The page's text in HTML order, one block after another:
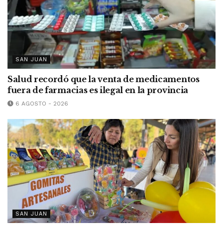
SAN JUAN
Salud recordó que la venta de medicamentos
fuera de farmacias es ilegal en la provincia
6 AGOSTO - 2026
SAN JUAN